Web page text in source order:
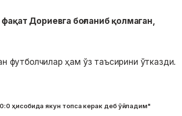
Дориевга боғланиб қолмаган,
футболчилар ҳам ўз таъсирини ўтказди.
ҳисобида якун топса керак деб ўйладим"